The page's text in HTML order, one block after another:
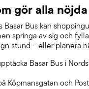
gör alla nöjda
Basar Bus kan
springa av sig och
stund – eller planera
Basar Bus i
Köpmansgatan och